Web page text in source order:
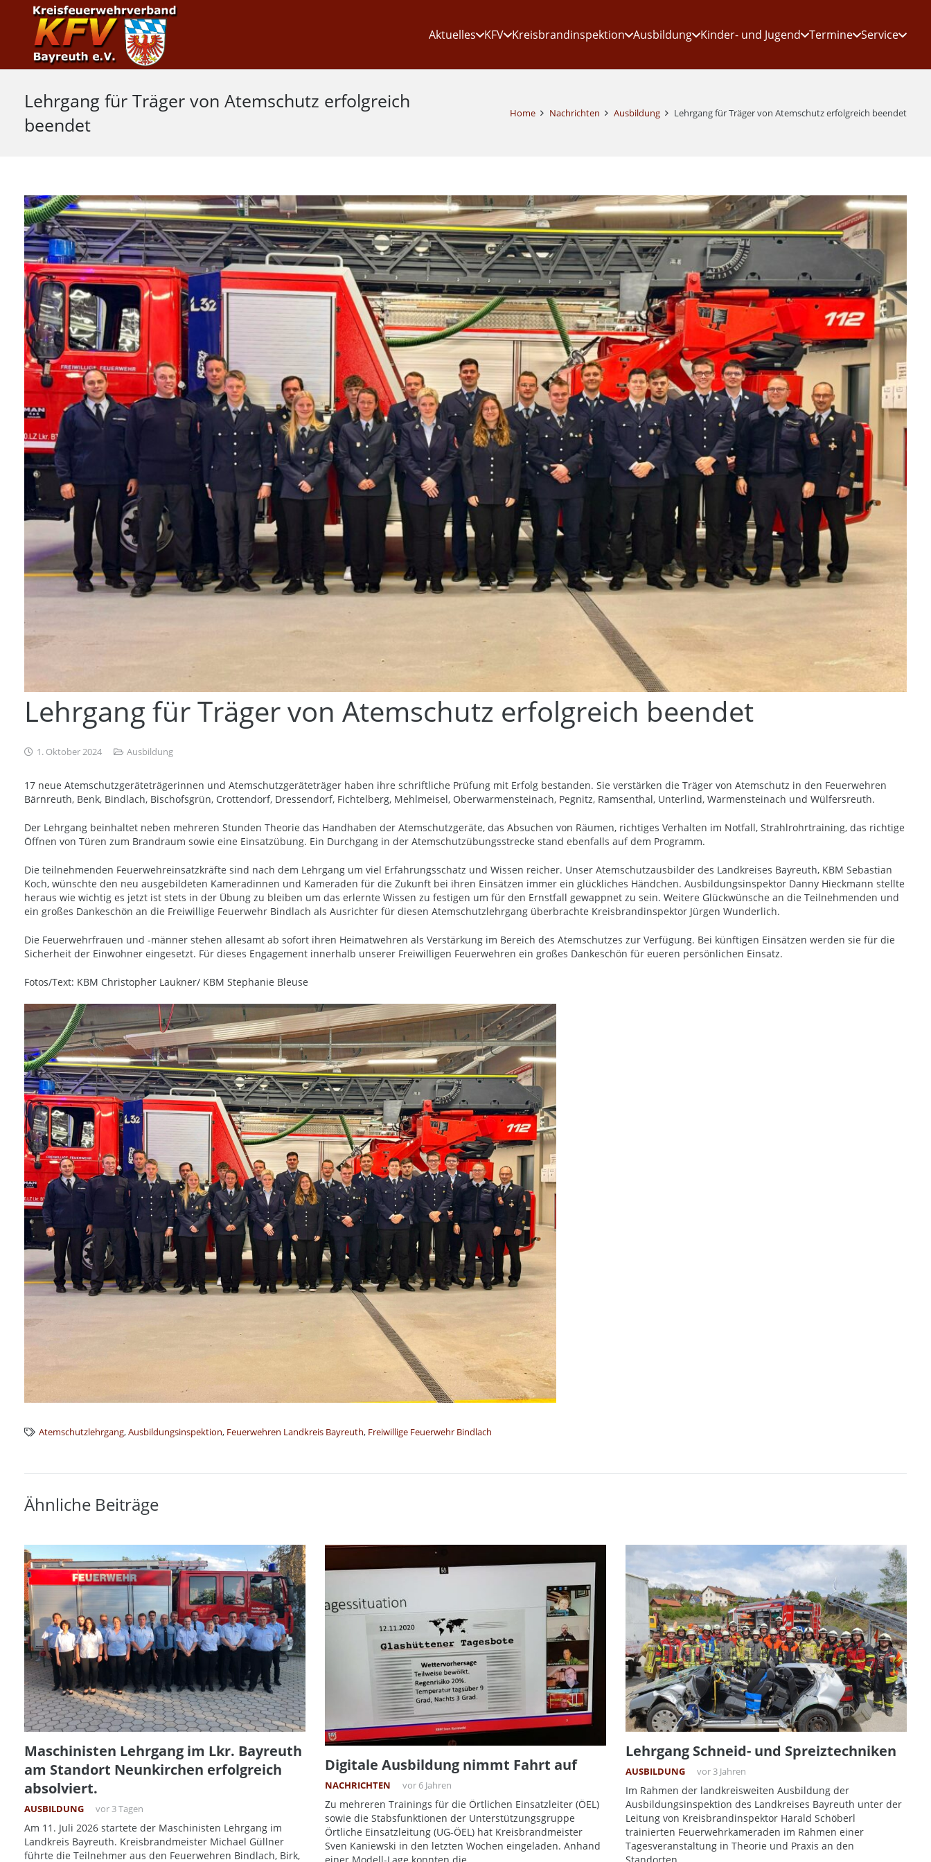
Aktuelles KFV Kreisbrandinspektion Ausbildung Kinder- und Jugend Termine Service
Lehrgang für Träger von Atemschutz erfolgreich
beendet
Home Nachrichten Ausbildung Lehrgang für Träger von Atemschutz erfolgreich beendet
Lehrgang für Träger von Atemschutz erfolgreich beendet
1. Oktober 2024 Ausbildung
17 neue Atemschutzgeräteträgerinnen und Atemschutzgeräteträger haben ihre schriftliche Prüfung mit Erfolg bestanden. Sie verstärken die Träger von Atemschutz in den Feuerwehren
Bärnreuth, Benk, Bindlach, Bischofsgrün, Crottendorf, Dressendorf, Fichtelberg, Mehlmeisel, Oberwarmensteinach, Pegnitz, Ramsenthal, Unterlind, Warmensteinach und Wülfersreuth.
Der Lehrgang beinhaltet neben mehreren Stunden Theorie das Handhaben der Atemschutzgeräte, das Absuchen von Räumen, richtiges Verhalten im Notfall, Strahlrohrtraining, das richtige
Öffnen von Türen zum Brandraum sowie eine Einsatzübung. Ein Durchgang in der Atemschutzübungsstrecke stand ebenfalls auf dem Programm.
Die teilnehmenden Feuerwehreinsatzkräfte sind nach dem Lehrgang um viel Erfahrungsschatz und Wissen reicher. Unser Atemschutzausbilder des Landkreises Bayreuth, KBM Sebastian
Koch, wünschte den neu ausgebildeten Kameradinnen und Kameraden für die Zukunft bei ihren Einsätzen immer ein glückliches Händchen. Ausbildungsinspektor Danny Hieckmann stellte
heraus wie wichtig es jetzt ist stets in der Übung zu bleiben um das erlernte Wissen zu festigen um für den Ernstfall gewappnet zu sein. Weitere Glückwünsche an die Teilnehmenden und
ein großes Dankeschön an die Freiwillige Feuerwehr Bindlach als Ausrichter für diesen Atemschutzlehrgang überbrachte Kreisbrandinspektor Jürgen Wunderlich.
Die Feuerwehrfrauen und -männer stehen allesamt ab sofort ihren Heimatwehren als Verstärkung im Bereich des Atemschutzes zur Verfügung. Bei künftigen Einsätzen werden sie für die
Sicherheit der Einwohner eingesetzt. Für dieses Engagement innerhalb unserer Freiwilligen Feuerwehren ein großes Dankeschön für eueren persönlichen Einsatz.
Fotos/Text: KBM Christopher Laukner/ KBM Stephanie Bleuse
Atemschutzlehrgang,Ausbildungsinspektion, Feuerwehren Landkreis Bayreuth, Freiwillige Feuerwehr Bindlach
Ähnliche Beiträge
Maschinisten Lehrgang im Lkr. Bayreuth
am Standort Neunkirchen erfolgreich
absolviert.
AUSBILDUNG vor 3 Tagen
Am 11. Juli 2026 startete der Maschinisten Lehrgang im
Landkreis Bayreuth. Kreisbrandmeister Michael Güllner
führte die Teilnehmer aus den Feuerwehren Bindlach, Birk,
Digitale Ausbildung nimmt Fahrt auf
NACHRICHTEN vor 6 Jahren
Zu mehreren Trainings für die Örtlichen Einsatzleiter (ÖEL)
sowie die Stabsfunktionen der Unterstützungsgruppe
Örtliche Einsatzleitung (UG-ÖEL) hat Kreisbrandmeister
Sven Kaniewski in den letzten Wochen eingeladen. Anhand
einer Modell-Lage konnten die…
Lehrgang Schneid- und Spreiztechniken
AUSBILDUNG vor 3 Jahren
Im Rahmen der landkreisweiten Ausbildung der
Ausbildungsinspektion des Landkreises Bayreuth unter der
Leitung von Kreisbrandinspektor Harald Schöberl
trainierten Feuerwehrkameraden im Rahmen einer
Tagesveranstaltung in Theorie und Praxis an den